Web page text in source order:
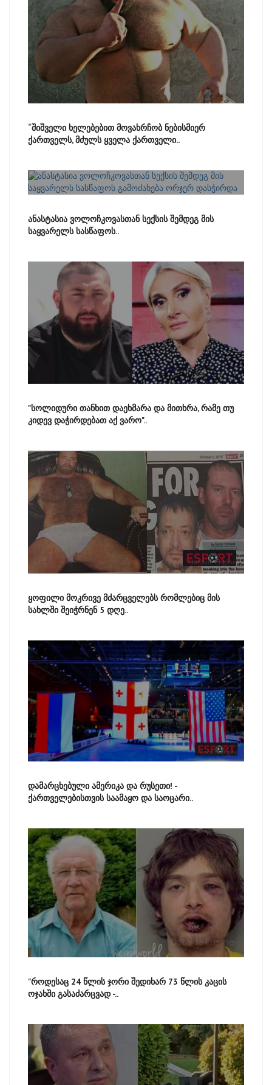
“შიშველი ხელებებით მოვახრჩობ ნებისმიერ
ქართველს, მძულს ყველა ქართველი..
ანასტასია ვოლოჩკოვასთან სექსის შემდეგ მის
საყვარელს სასწაფოს..
"სოლიდური თანხით დაეხმარა და მითხრა, რამე თუ
კიდევ დაჭირდებათ აქ ვარო"..
ყოფილი მოკრივე მძარცველებს რომლებიც მის
სახლში შეიჭრნენ 5 დღე..
დამარცხებული ამერიკა და რუსეთი! -
ქართველებისთვის საამაყო და საოცარი..
"როდესაც 24 წლის ჯორი შედიხარ 73 წლის კაცის
ოჯახში გასაძარცვად -..